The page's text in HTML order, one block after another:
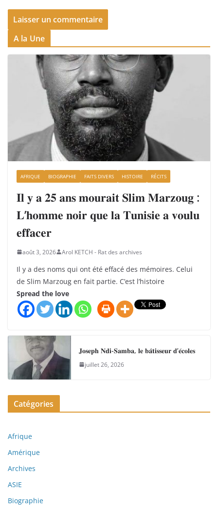
A la Une
AFRIQUE BIOGRAPHIE FAITS DIVERS HISTOIRE RÉCITS
𝐈𝐥 𝐲 𝐚 𝟐𝟓 𝐚𝐧𝐬 𝐦𝐨𝐮𝐫𝐚𝐢𝐭 𝐒𝐥𝐢𝐦 𝐌𝐚𝐫𝐳𝐨𝐮𝐠 :
𝐋’𝐡𝐨𝐦𝐦𝐞 𝐧𝐨𝐢𝐫 𝐪𝐮𝐞 𝐥𝐚 𝐓𝐮𝐧𝐢𝐬𝐢𝐞 𝐚 𝐯𝐨𝐮𝐥𝐮
𝐞𝐟𝐟𝐚𝐜𝐞𝐫
août 3, 2026 Arol KETCH - Rat des archives
Il y a des noms qui ont été effacé des mémoires. Celui
de Slim Marzoug en fait partie. C’est l’histoire
Spread the love
𝐉𝐨𝐬𝐞𝐩𝐡 𝐍𝐝𝐢-𝐒𝐚𝐦𝐛𝐚, 𝐥𝐞 𝐛𝐚̂𝐭𝐢𝐬𝐬𝐞𝐮𝐫 𝐝’𝐞́𝐜𝐨𝐥𝐞𝐬
juillet 26, 2026
Catégories
Afrique
Amérique
Archives
ASIE
Biographie